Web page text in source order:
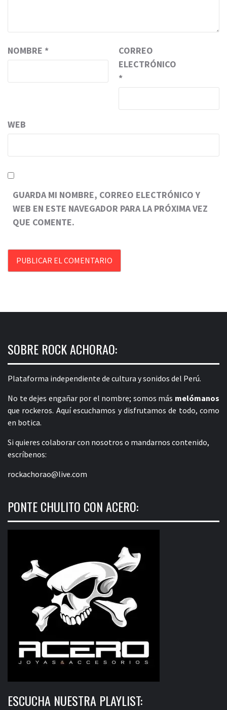
NOMBRE *
CORREO
ELECTRÓNICO
*
WEB
GUARDA MI NOMBRE, CORREO ELECTRÓNICO Y
WEB EN ESTE NAVEGADOR PARA LA PRÓXIMA VEZ
QUE COMENTE.
SOBRE ROCK ACHORAO:
Plataforma independiente de cultura y sonidos del Perú.
No te dejes engañar por el nombre; somos más melómanos
que rockeros. Aquí escuchamos y disfrutamos de todo, como
en botica.
Si quieres colaborar con nosotros o mandarnos contenido,
escríbenos:
rockachorao@live.com
PONTE CHULITO CON ACERO:
ESCUCHA NUESTRA PLAYLIST: